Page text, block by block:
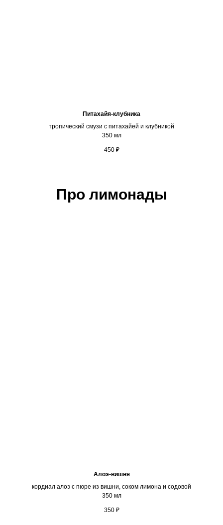
Питахайя-клубника
тропический смузи с питахайей и клубникой
350 мл
450 ₽
Про лимонады
Алоэ-вишня
кордиал алоэ с пюре из вишни, соком лимона и содовой
350 мл
350 ₽